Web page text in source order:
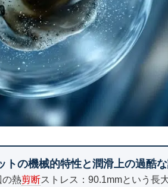
トの機械的特性と潤滑上の過酷
の熱剪断ストレス：90.1mmという長